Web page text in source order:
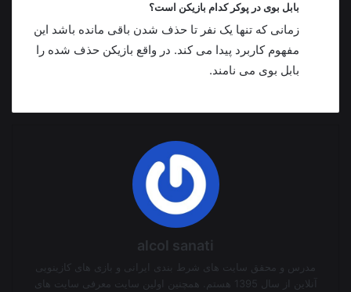
بابل بوی در پوکر کدام بازیکن است؟
زمانی که تنها یک نفر تا حذف شدن باقی مانده باشد این
مفهوم کاربرد پیدا می کند. در واقع بازیکن حذف شده را
بابل بوی می نامند.
alcol sanati
مدرس و محقق سایت های شرط بندی ایرانی و بازی های کازینویی
آنلاین از سال 1395 هستم. همچنین اولین سایت معرفی سایت های